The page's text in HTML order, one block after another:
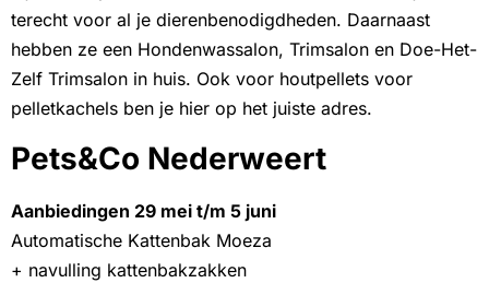
terecht voor al je dierenbenodigdheden. Daarnaast
hebben ze een Hondenwassalon, Trimsalon en Doe-Het-
Zelf Trimsalon in huis. Ook voor houtpellets voor
pelletkachels ben je hier op het juiste adres.
Pets&Co Nederweert
Aanbiedingen 29 mei t/m 5 juni
Automatische Kattenbak Moeza
+ navulling kattenbakzakken